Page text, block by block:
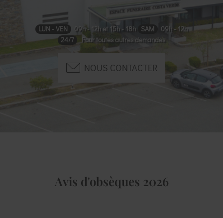
LUN - VEN 09h - 12h et 15h - 18h SAM
09h - 12h
24/7
Pour toutes autres demandes
NOUS CONTACTER
Avis d'obsèques 2026